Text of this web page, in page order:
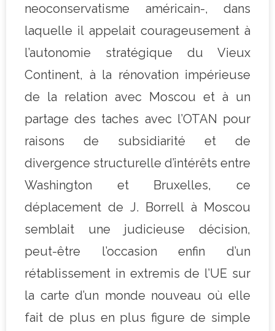
neoconservatisme américain-, dans
laquelle il appelait courageusement à
l’autonomie stratégique du Vieux
Continent, à la rénovation impérieuse
de la relation avec Moscou et à un
partage des taches avec l’OTAN pour
raisons de subsidiarité et de
divergence structurelle d’intérêts entre
Washington et Bruxelles, ce
déplacement de J. Borrell à Moscou
semblait une judicieuse décision,
peut-être l’occasion enfin d’un
rétablissement in extremis de l’UE sur
la carte d’un monde nouveau où elle
fait de plus en plus figure de simple